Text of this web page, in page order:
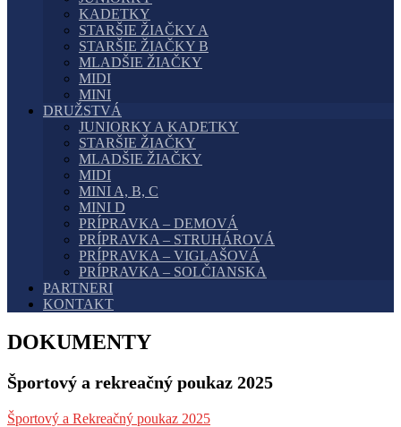
KADETKY
STARŠIE ŽIAČKY A
STARŠIE ŽIAČKY B
MLADŠIE ŽIAČKY
MIDI
MINI
DRUŽSTVÁ
JUNIORKY A KADETKY
STARŠIE ŽIAČKY
MLADŠIE ŽIAČKY
MIDI
MINI A, B, C
MINI D
PRÍPRAVKA – DEMOVÁ
PRÍPRAVKA – STRUHÁROVÁ
PRÍPRAVKA – VIGLAŠOVÁ
PRÍPRAVKA – SOLČIANSKA
PARTNERI
KONTAKT
DOKUMENTY
Športový a rekreačný poukaz 2025
Športový a Rekreačný poukaz 2025